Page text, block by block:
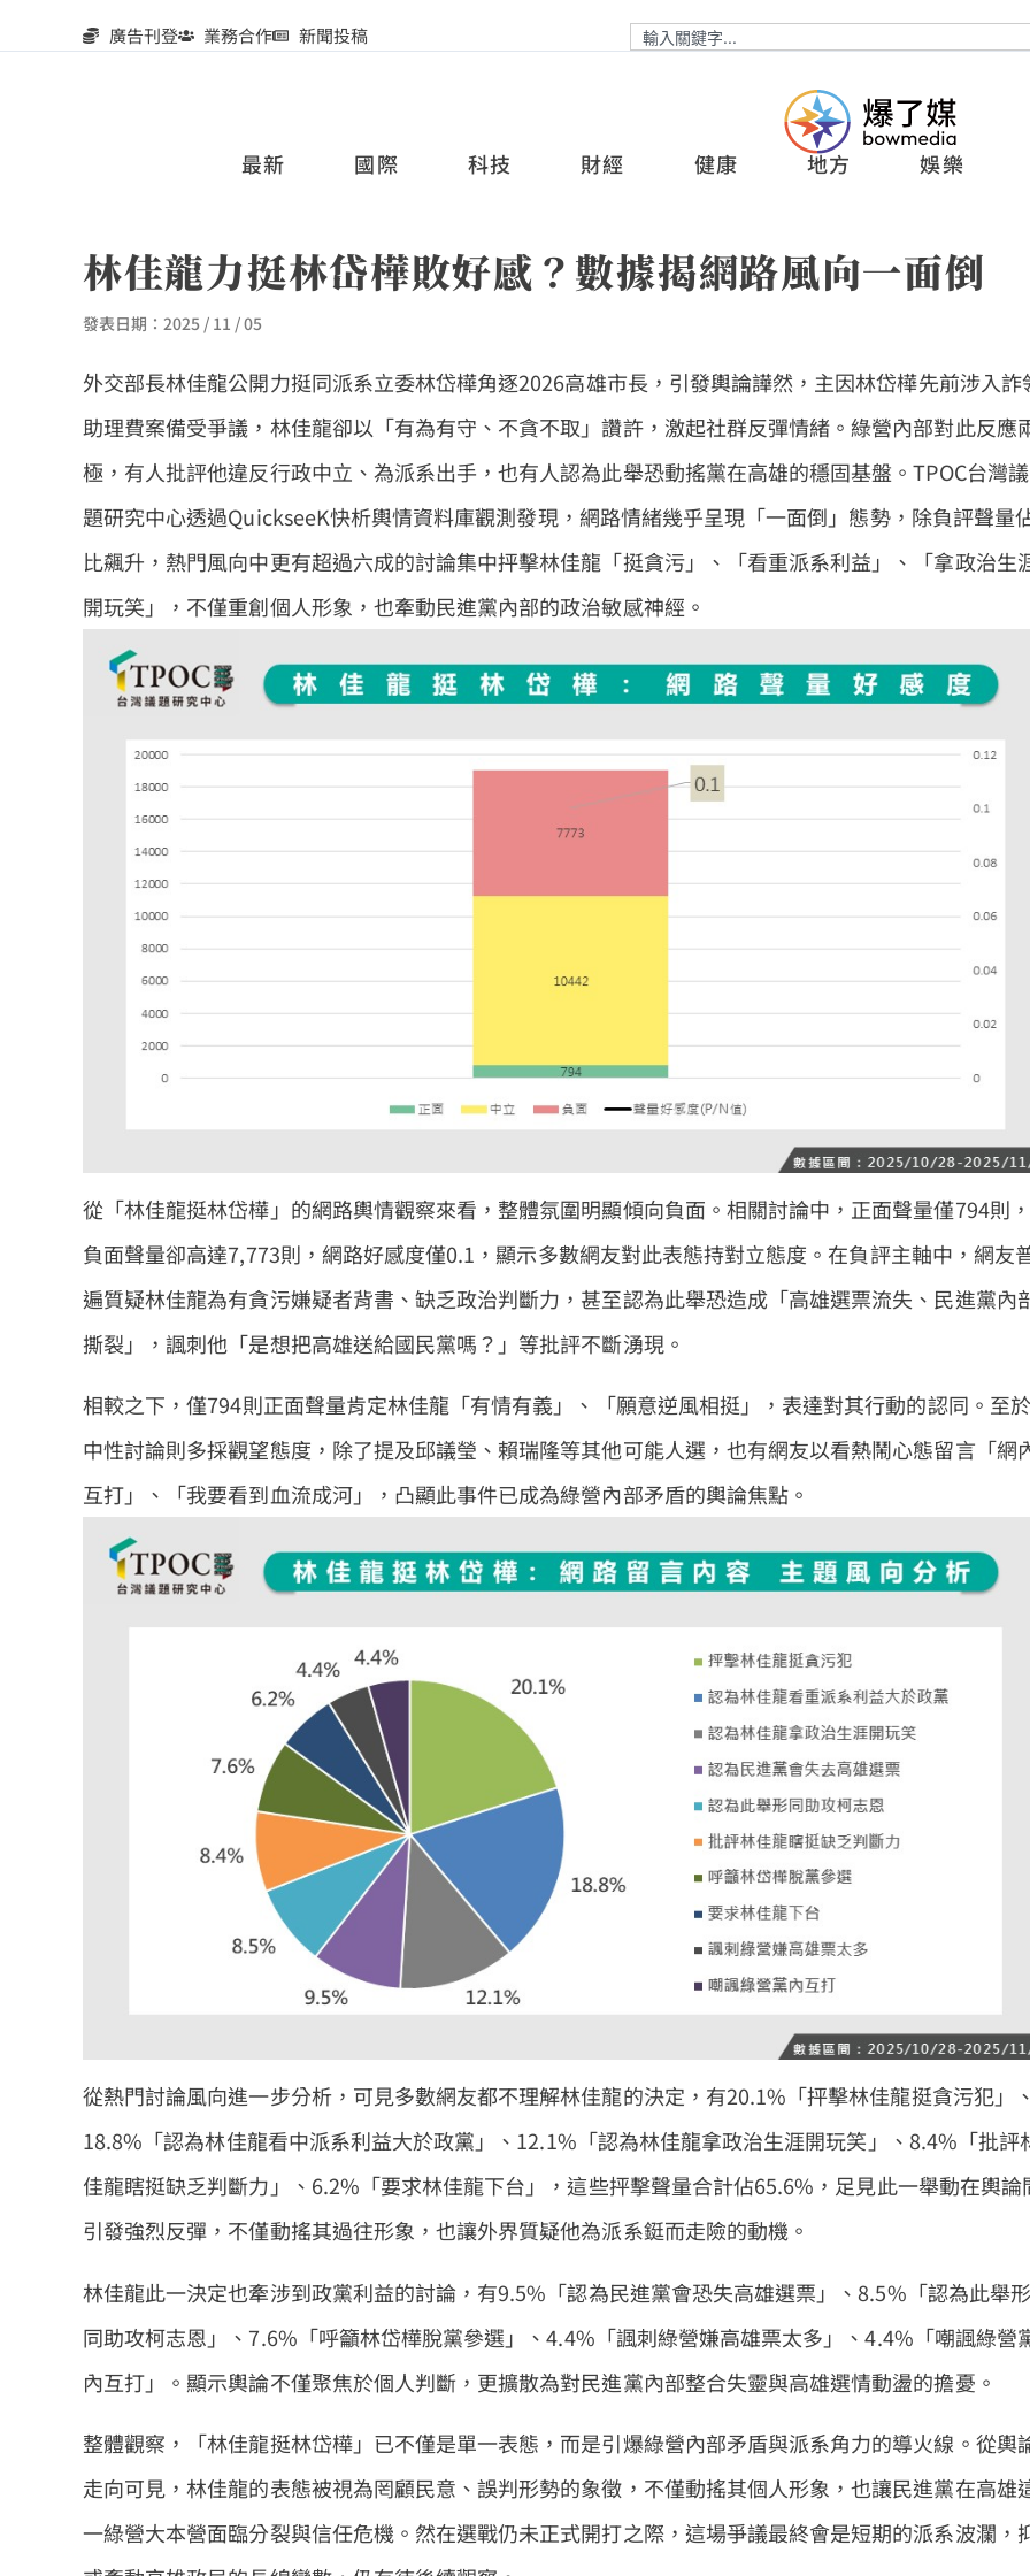
廣告刊登 業務合作 新聞投稿
最新 國際 科技 財經 健康 地方 娛樂
林佳龍力挺林岱樺敗好感？數據揭網路風向一面倒
發表日期： 2025 / 11 / 05
外交部長林佳龍公開力挺同派系立委林岱樺角逐2026高雄市長，引發輿論譁然，主因林岱樺先前涉入詐
助理費案備受爭議，林佳龍卻以「有為有守、不貪不取」讚許，激起社群反彈情緒。綠營內部對此反應
極，有人批評他違反行政中立、為派系出手，也有人認為此舉恐動搖黨在高雄的穩固基盤。TPOC台灣議
題研究中心透過QuickseeK快析輿情資料庫觀測發現，網路情緒幾乎呈現「一面倒」態勢，除負評聲量
比飆升，熱門風向中更有超過六成的討論集中抨擊林佳龍「挺貪污」、「看重派系利益」、「拿政治生
開玩笑」，不僅重創個人形象，也牽動民進黨內部的政治敏感神經。
從「林佳龍挺林岱樺」的網路輿情觀察來看，整體氛圍明顯傾向負面。相關討論中，正面聲量僅794則，
負面聲量卻高達7,773則，網路好感度僅0.1，顯示多數網友對此表態持對立態度。在負評主軸中，網友
遍質疑林佳龍為有貪污嫌疑者背書、缺乏政治判斷力，甚至認為此舉恐造成「高雄選票流失、民進黨內
撕裂」，諷刺他「是想把高雄送給國民黨嗎？」等批評不斷湧現。
相較之下，僅794則正面聲量肯定林佳龍「有情有義」、「願意逆風相挺」，表達對其行動的認同。至於
中性討論則多採觀望態度，除了提及邱議瑩、賴瑞隆等其他可能人選，也有網友以看熱鬧心態留言「網
互打」、「我要看到血流成河」，凸顯此事件已成為綠營內部矛盾的輿論焦點。
從熱門討論風向進一步分析，可見多數網友都不理解林佳龍的決定，有20.1%「抨擊林佳龍挺貪污犯」
18.8%「認為林佳龍看中派系利益大於政黨」、12.1%「認為林佳龍拿政治生涯開玩笑」、8.4%「批評
佳龍瞎挺缺乏判斷力」、6.2%「要求林佳龍下台」，這些抨擊聲量合計佔65.6%，足見此一舉動在輿論
引發強烈反彈，不僅動搖其過往形象，也讓外界質疑他為派系鋌而走險的動機。
林佳龍此一決定也牽涉到政黨利益的討論，有9.5%「認為民進黨會恐失高雄選票」、8.5%「認為此舉形
同助攻柯志恩」、7.6%「呼籲林岱樺脫黨參選」、4.4%「諷刺綠營嫌高雄票太多」、4.4%「嘲諷綠營
內互打」。顯示輿論不僅聚焦於個人判斷，更擴散為對民進黨內部整合失靈與高雄選情動盪的擔憂。
整體觀察，「林佳龍挺林岱樺」已不僅是單一表態，而是引爆綠營內部矛盾與派系角力的導火線。從輿
走向可見，林佳龍的表態被視為罔顧民意、誤判形勢的象徵，不僅動搖其個人形象，也讓民進黨在高雄
一綠營大本營面臨分裂與信任危機。然在選戰仍未正式開打之際，這場爭議最終會是短期的派系波瀾，